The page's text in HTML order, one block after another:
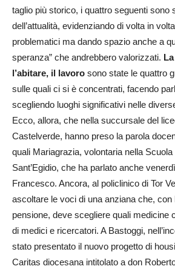
taglio più storico, i quattro seguenti sono
dell’attualità, evidenziando di volta in
problematici ma dando spazio anche a
speranza” che andrebbero valorizzati.
l’abitare, il lavoro sono state le quattro
sulle quali ci si è concentrati, facendo
scegliendo luoghi significativi nelle
Ecco, allora, che nella succursale del
Castelverde, hanno preso la parola
quali Mariagrazia, volontaria nella
Sant’Egidio, che ha parlato anche
Francesco. Ancora, al policlinico di Tor
ascoltare le voci di una anziana che,
pensione, deve scegliere quali medicine
di medici e ricercatori. A Bastoggi,
stato presentato il nuovo progetto di
Caritas diocesana intitolato a don